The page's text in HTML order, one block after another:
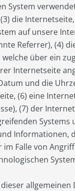
System
die
auf unsere
Referrer), (4)
über ein
Internetseite
und die
(6) eine
(7) der
Systems
Informationen,
im Falle von
allgemeinen